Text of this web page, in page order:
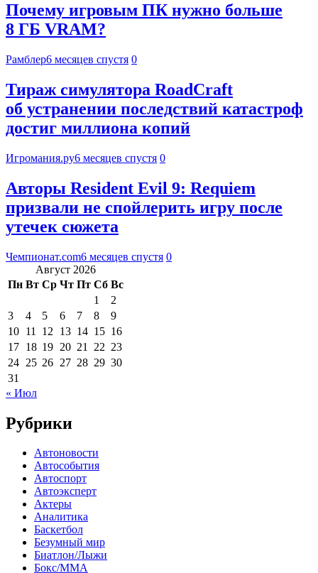
Почему игровым ПК нужно больше
8 ГБ VRAM?
Рамблер6 месяцев спустя 0
Тираж симулятора RoadCraft
об устранении последствий катастроф
достиг миллиона копий
Игромания.ру6 месяцев спустя 0
Авторы Resident Evil 9: Requiem
призвали не спойлерить игру после
утечек сюжета
Чемпионат.com6 месяцев спустя 0
Август 2026
Пн Вт Ср Чт Пт Сб Вс
1
2
3
4 5 6 7 8
9
10 11 12 13 14 15 16
17 18 19 20 21 22 23
24 25 26 27 28 29 30
31
« Июл
Рубрики
Автоновости
Автособытия
Автоспорт
Автоэксперт
Актеры
Аналитика
Баскетбол
Безумный мир
Биатлон/Лыжи
Бокс/MMA